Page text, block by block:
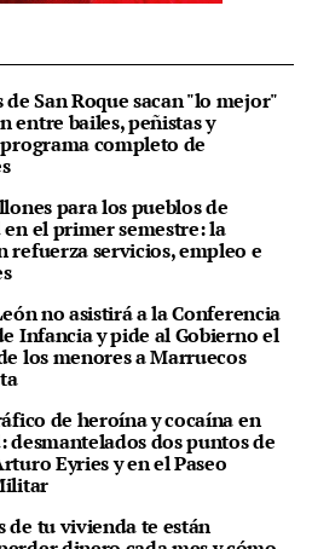
de San Roque sacan "lo mejor"
entre bailes, peñistas y
completo de
para los pueblos de
el primer semestre: la
refuerza servicios, empleo e
no asistirá a la Conferencia
Infancia y pide al Gobierno el
los menores a Marruecos
de heroína y cocaína en
desmantelados dos puntos de
Eyries y en el Paseo
de tu vivienda te están